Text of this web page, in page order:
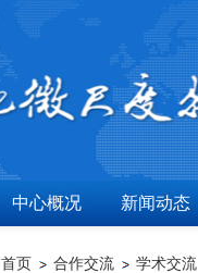
中心概况 新闻动态
首页 合作交流 学术交流